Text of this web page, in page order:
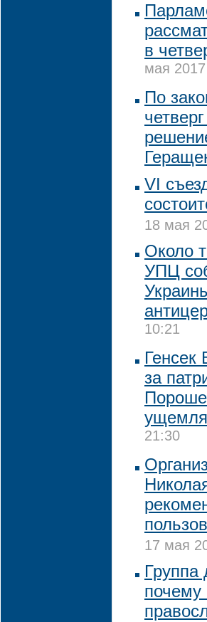
в
мая
По
VI
18 мая
Около
УПЦ
10:21
Генсек
за
21:30
17 мая
Группа
почему